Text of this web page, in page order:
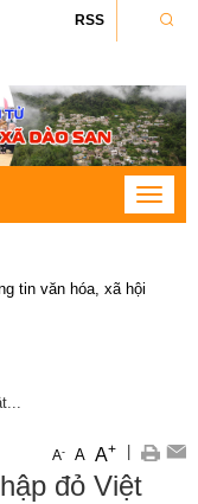
RSS
Toggle
tin văn hóa, xã hội
A- A A+
đỏ Việt